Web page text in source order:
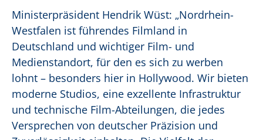
Ministerpräsident Hendrik Wüst: „Nordrhein-
Westfalen ist führendes Filmland in
Deutschland und wichtiger Film- und
Medienstandort, für den es sich zu werben
lohnt – besonders hier in Hollywood. Wir bieten
moderne Studios, eine exzellente Infrastruktur
und technische Film-Abteilungen, die jedes
Versprechen von deutscher Präzision und